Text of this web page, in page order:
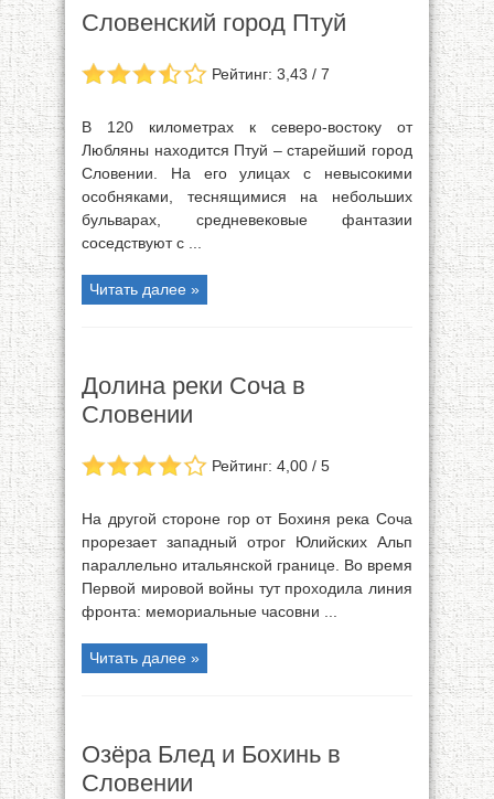
Словенский город Птуй
Рейтинг: 3,43 / 7
В 120 километрах к северо-востоку от
Любляны находится Птуй – старейший город
Словении. На его улицах с невысокими
особняками, теснящимися на небольших
бульварах, средневековые фантазии
соседствуют с ...
Читать далее »
Долина реки Соча в
Словении
Рейтинг: 4,00 / 5
На другой стороне гор от Бохиня река Соча
прорезает западный отрог Юлийских Альп
параллельно итальянской границе. Во время
Первой мировой войны тут проходила линия
фронта: мемориальные часовни ...
Читать далее »
Озёра Блед и Бохинь в
Словении